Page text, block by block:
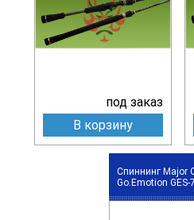
под заказ
В корзину
Спиннинг Major
Go.Emotion GES-